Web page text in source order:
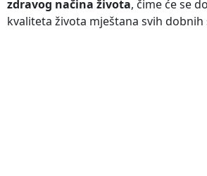
zdravog načina života, čime će se
kvaliteta života mještana svih dobnih